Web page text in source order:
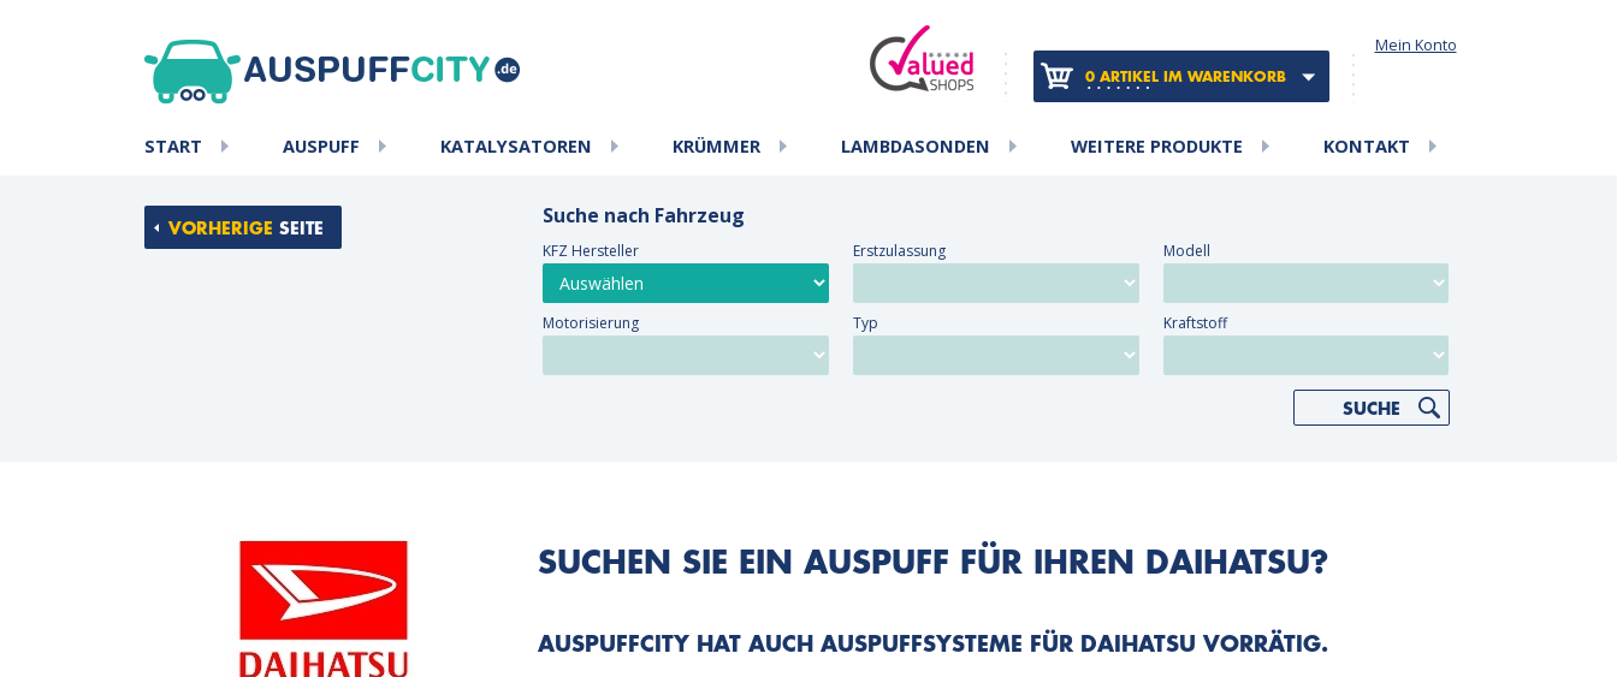
Mein Konto
0 ARTIKEL IM WARENKORB
START AUSPUFF KATALYSATOREN KRÜMMER LAMBDASONDEN WEITERE PRODUKTE KONTAKT
VORHERIGE SEITE Suche nach Fahrzeug
KFZ Hersteller Erstzulassung Modell
Motorisierung Typ Kraftstoff
SUCHEN SIE EIN AUSPUFF FÜR IHREN DAIHATSU?
AUSPUFFCITY HAT AUCH AUSPUFFSYSTEME FÜR DAIHATSU VORRÄTIG.